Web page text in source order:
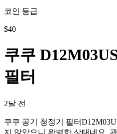
코인 등급
$40
쿠쿠
필터
2달 전
쿠쿠 공기 청정기 필터
지 않았으니 완벽한 상태네요.